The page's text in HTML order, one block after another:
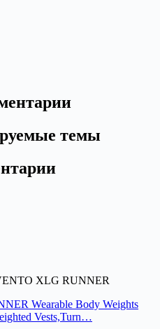
темы
XLG RUNNER
Wearable Body Weights
Vests,Turn…